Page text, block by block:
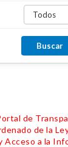
de
de la
Acceso a la